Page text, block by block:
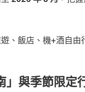
、飯店、機+酒自由
」與季節限定